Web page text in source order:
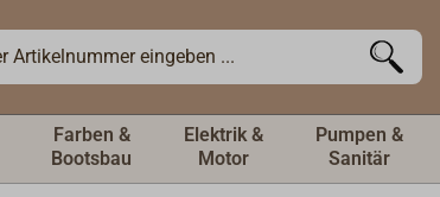
Farben &
Bootsbau
Elektrik &
Motor
Pumpen &
Sanitär